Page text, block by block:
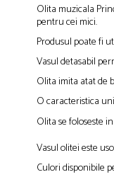
Olita muzicala
pentru cei mici.
Produsul poate fi
Vasul detasabil
Olita imita atat de
O caracteristica
Olita se foloseste
Vasul olitei este
Culori disponibile